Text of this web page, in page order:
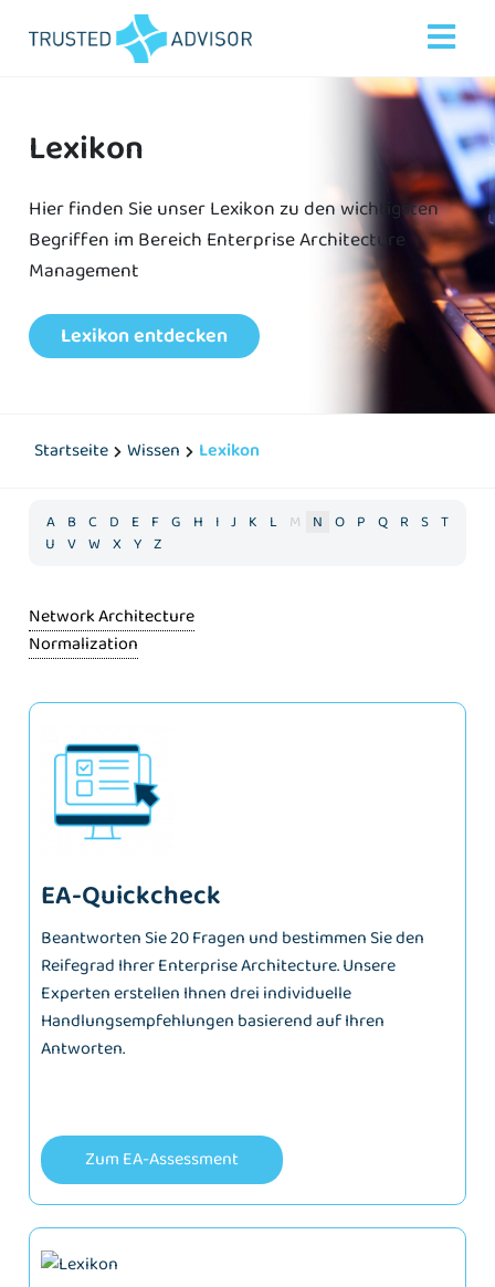
Lexikon
Hier finden Sie unser Lexikon zu den wichtigsten
Begriffen im Bereich Enterprise Architecture
Management
Lexikon entdecken
Startseite Wissen Lexikon
A B C D E F G H I J K L M N O P Q R S T
U V W X Y Z
Network Architecture
Normalization
EA-Quickcheck
Beantworten Sie 20 Fragen und bestimmen Sie den
Reifegrad Ihrer Enterprise Architecture. Unsere
Experten erstellen Ihnen drei individuelle
Handlungsempfehlungen basierend auf Ihren
Antworten.
Zum EA-Assessment